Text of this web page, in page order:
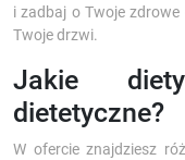
i zadbaj o Twoje zdrowe
Twoje drzwi.
Jakie
dietetyczne?
W ofercie znajdziesz